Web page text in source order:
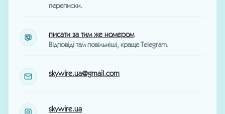
переписки.
писати за тим же номером
Відповіді там повільніші, краще Telegram.
skywire.ua@gmail.com
skywire.ua